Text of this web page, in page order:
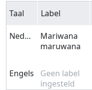
Taal Label
Nederlands
Mariwana
maruwana
Engels
Geen label
ingesteld